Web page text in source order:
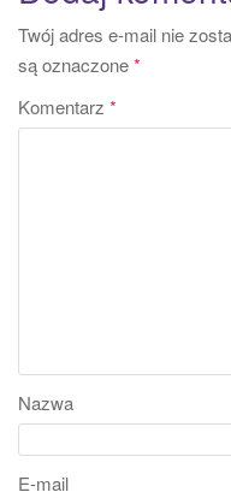
Twój adres e-mail nie
są oznaczone*
Komentarz *
Nazwa
E-mail